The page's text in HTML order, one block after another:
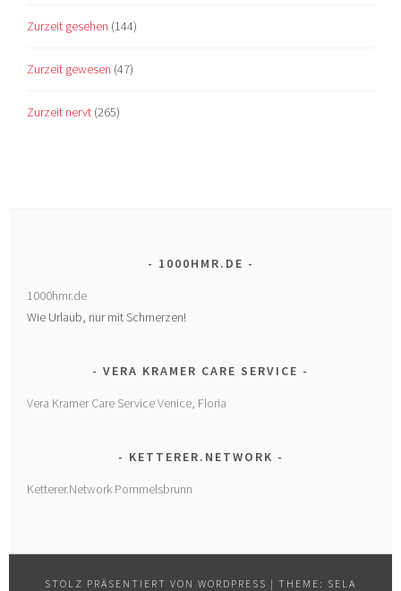
Zurzeit gesehen (144)
Zurzeit gewesen (47)
Zurzeit nervt (265)
1000HMR.DE
1000hmr.de
Wie Urlaub, nur mit Schmerzen!
VERA KRAMER CARE SERVICE
Vera Kramer Care Service Venice, Floria
KETTERER.NETWORK
Ketterer.Network Pommelsbrunn
STOLZ PRÄSENTIERT VON WORDPRESS | THEME: SELA